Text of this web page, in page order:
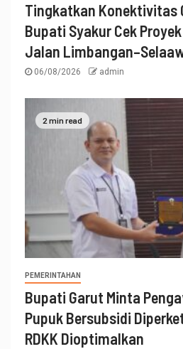
Tingkatkan Konektivitas
Bupati Syakur Cek
Jalan
06/08/2026 admin
2 min read
PEMERINTAHAN
Bupati Garut Minta
Pupuk Bersubsidi
RDKK Dioptimalkan